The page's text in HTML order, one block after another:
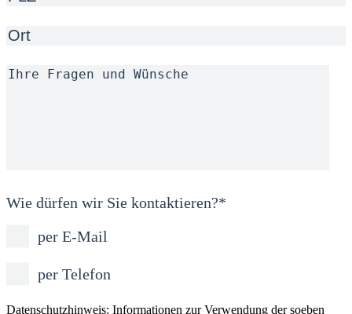
Wie dürfen wir Sie kontaktieren?*
per E-Mail
per Telefon
Datenschutzhinweis: Informationen zur Verwendung der soeben